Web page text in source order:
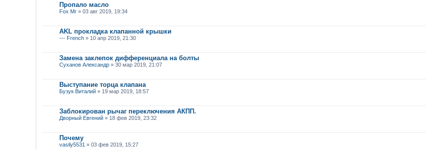
Пропало масло
Fox Mr » 03 авг 2019, 19:34
AKL прокладка клапанной крышки
--- French » 10 апр 2019, 21:30
Замена заклепок дифференциала на болты
Суханов Александр » 30 мар 2019, 21:07
Выступание торца клапана
Бузук Виталий » 19 мар 2019, 18:57
Заблокирован рычаг переключения АКПП.
Дворный Евгений » 18 фев 2019, 23:32
Почему
vasily5531 » 03 фев 2019, 15:27